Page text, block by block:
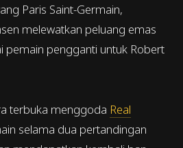
Paris Saint-Germain,
melewatkan peluang emas
pemain pengganti untuk Robert
terbuka menggoda Real
selama dua pertandingan